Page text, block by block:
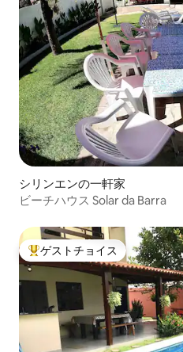
シリンエンの一軒家
ビーチハウス Solar da Barra
大好評のゲストチョイスです。
ゲストチョイス